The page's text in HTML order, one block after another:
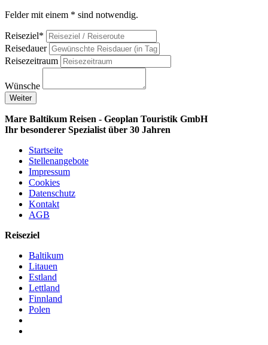
Felder mit einem * sind notwendig.
Reiseziel*
Reisedauer
Reisezeitraum
Wünsche
Weiter
Mare Baltikum Reisen - Geoplan Touristik GmbH
Ihr besonderer Spezialist über 30 Jahren
Startseite
Stellenangebote
Impressum
Cookies
Datenschutz
Kontakt
AGB
Reiseziel
Baltikum
Litauen
Estland
Lettland
Finnland
Polen